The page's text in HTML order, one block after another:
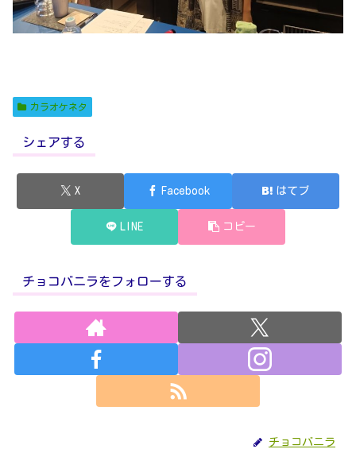
カラオケネタ
シェアする
X Facebook はてブ
LINE コピー
チョコバニラをフォローする
チョコバニラ